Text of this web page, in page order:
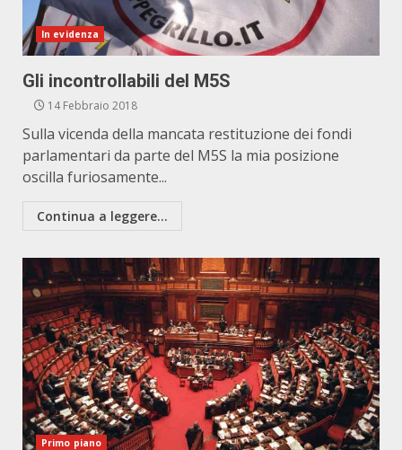
In evidenza
Gli incontrollabili del M5S
14 Febbraio 2018
Sulla vicenda della mancata restituzione dei fondi
parlamentari da parte del M5S la mia posizione
oscilla furiosamente...
Continua a leggere...
Primo piano